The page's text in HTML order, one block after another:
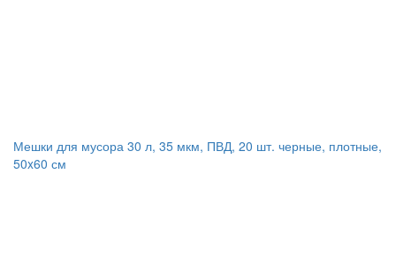
Мешки для мусора 30 л, 35 мкм, ПВД, 20 шт. черные, плотные,
50x60 см